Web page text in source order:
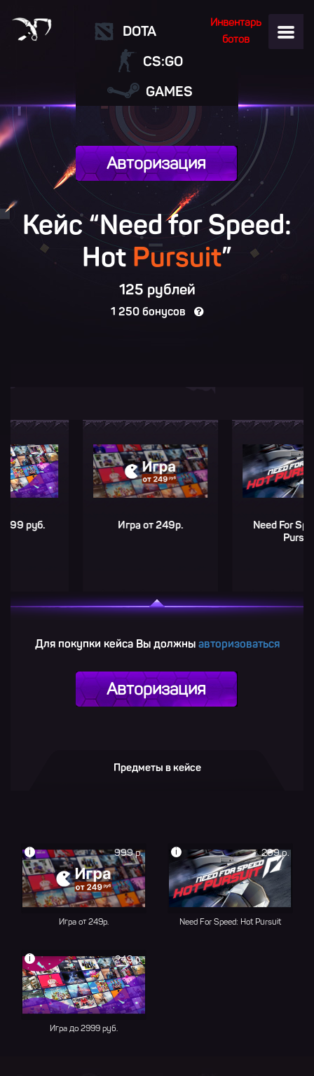
Инвентарь
ботов
DOTA
CS:GO
GAMES
Авторизация
Кейс “Need for Speed:
HotPursuit”
125 рублей
1 250 бонусов
Игра от 249р.
Need For Speed:
Pursuit
Для покупки кейса Вы должны авторизоваться
Авторизация
Предметы в кейсе
999 р.
i
Игра от 249р.
299 р.
i
Need For Speed: Hot Pursuit
249 р.
i
Игра до 2999 руб.